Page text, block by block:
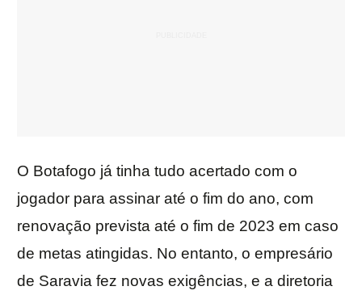
O Botafogo já tinha tudo acertado com o
jogador para assinar até o fim do ano, com
renovação prevista até o fim de 2023 em caso
de metas atingidas. No entanto, o empresário
de Saravia fez novas exigências, e a diretoria